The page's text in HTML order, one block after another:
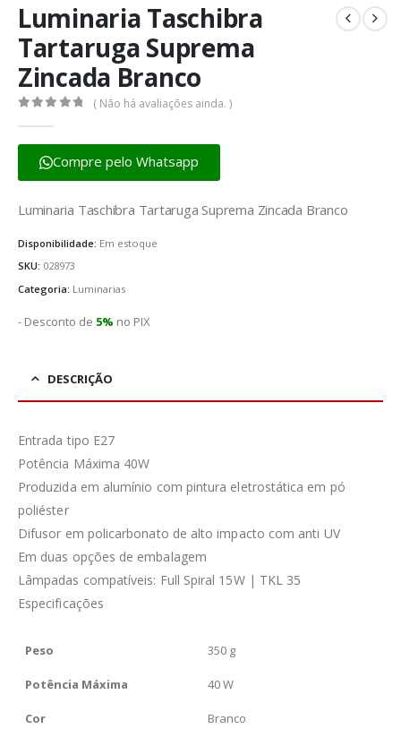
Luminaria Taschibra
Tartaruga Suprema
Zincada Branco
( Não há avaliações ainda. )
Compre pelo Whatsapp
Luminaria Taschibra Tartaruga Suprema Zincada Branco
Disponibilidade: Em estoque
SKU: 028973
Categoria: Luminarias
- Desconto de 5% no PIX
DESCRIÇÃO
Entrada tipo E27
Potência Máxima 40W
Produzida em alumínio com pintura eletrostática em pó
poliéster
Difusor em policarbonato de alto impacto com anti UV
Em duas opções de embalagem
Lâmpadas compatíveis: Full Spiral 15W | TKL 35
Especificações
Peso 350 g
Potência Máxima 40 W
Cor Branco